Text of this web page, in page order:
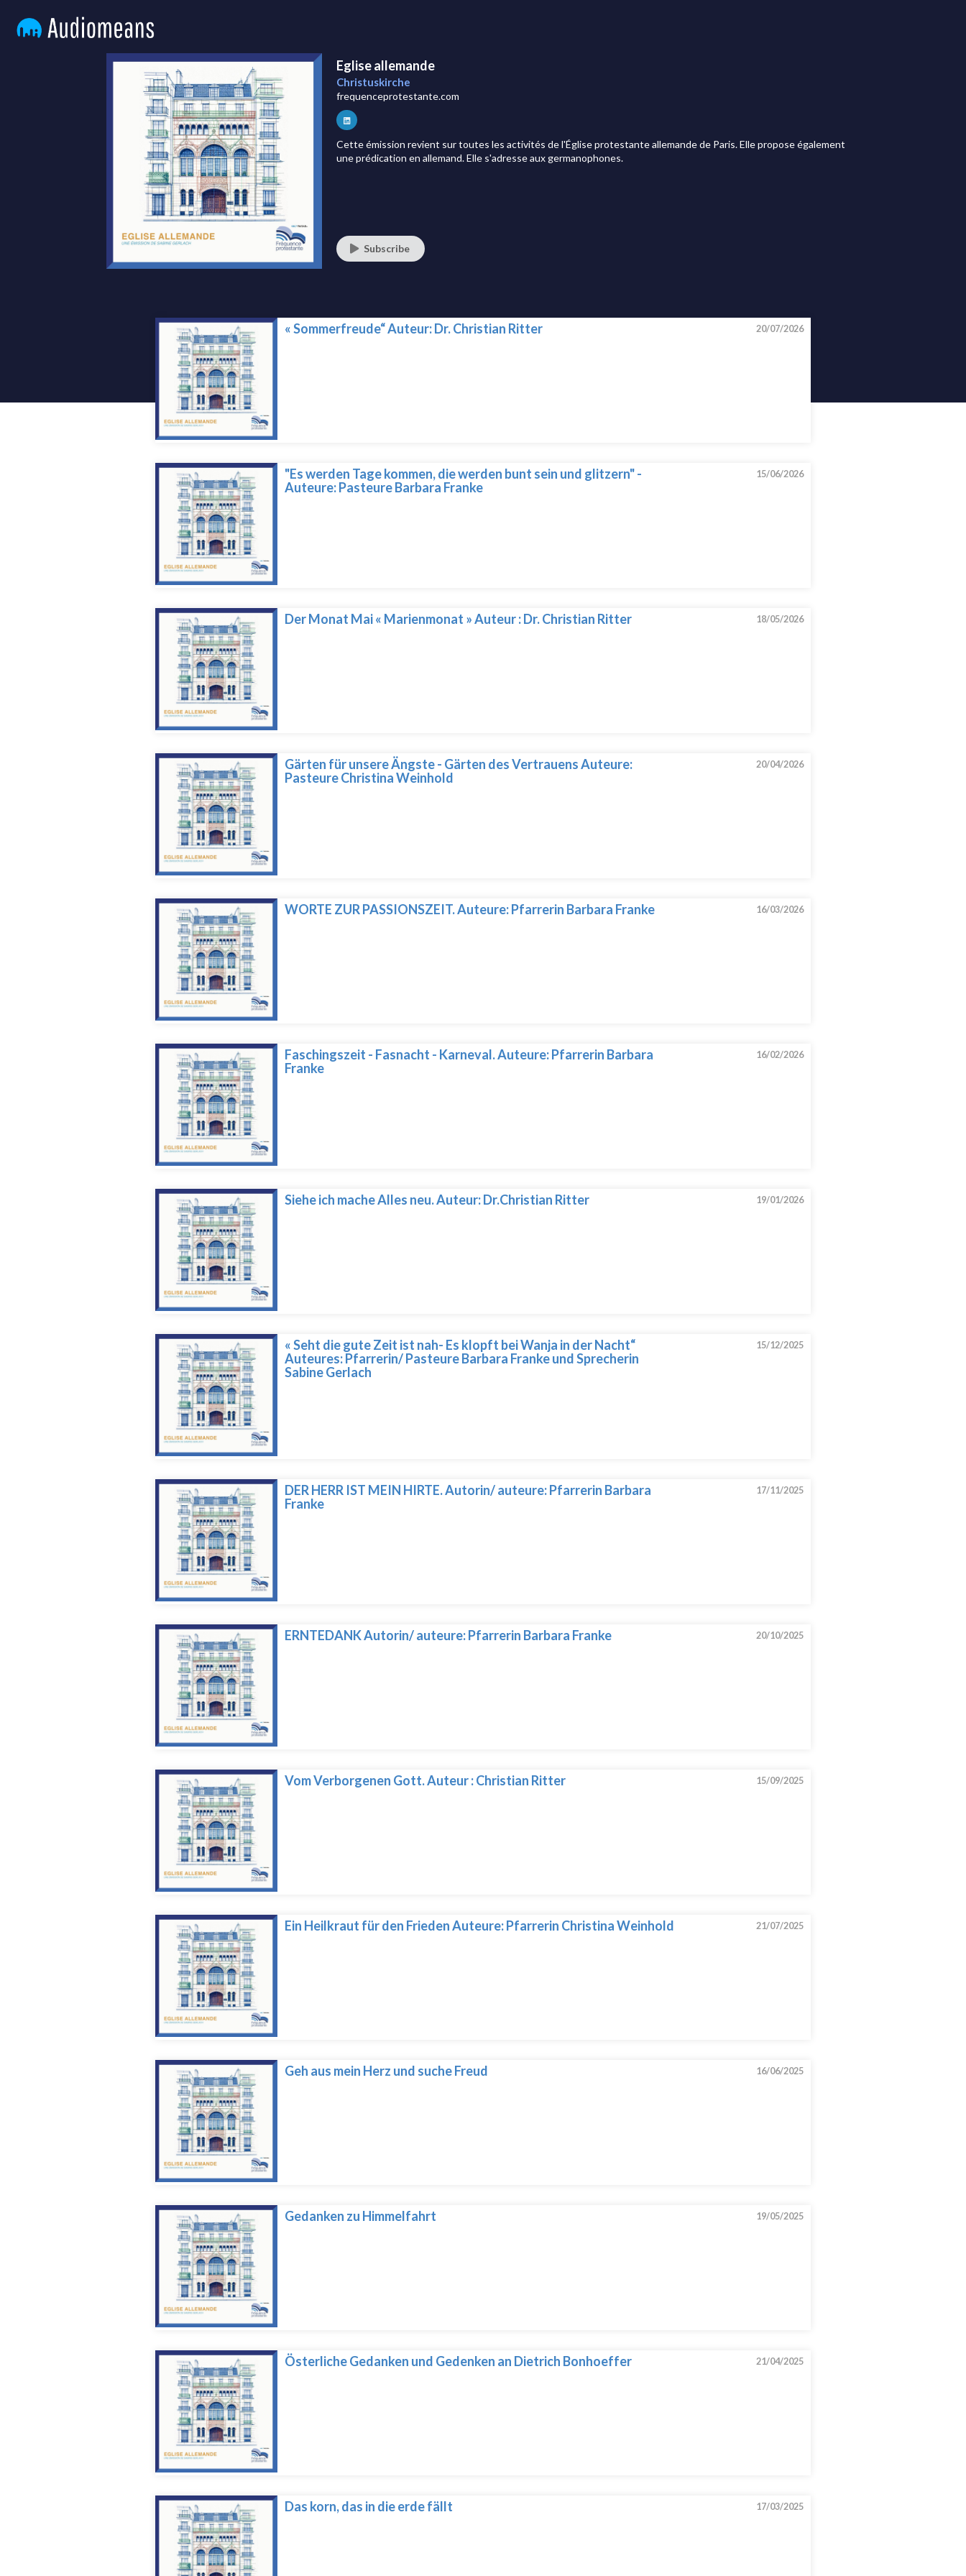
Eglise allemande
Christuskirche
frequenceprotestante.com
Cette émission revient sur toutes les activités de l'Église protestante allemande de Paris. Elle propose également
une prédication en allemand. Elle s'adresse aux germanophones.
Subscribe
« Sommerfreude“ Auteur: Dr. Christian Ritter 20/07/2026
"Es werden Tage kommen, die werden bunt sein und glitzern" -
Auteure: Pasteure Barbara Franke
15/06/2026
Der Monat Mai « Marienmonat » Auteur : Dr. Christian Ritter 18/05/2026
Gärten für unsere Ängste - Gärten des Vertrauens Auteure:
Pasteure Christina Weinhold
20/04/2026
WORTE ZUR PASSIONSZEIT. Auteure: Pfarrerin Barbara Franke 16/03/2026
Faschingszeit - Fasnacht - Karneval. Auteure: Pfarrerin Barbara
Franke
16/02/2026
Siehe ich mache Alles neu. Auteur: Dr.Christian Ritter 19/01/2026
« Seht die gute Zeit ist nah- Es klopft bei Wanja in der Nacht“
Auteures: Pfarrerin/ Pasteure Barbara Franke und Sprecherin
Sabine Gerlach
15/12/2025
DER HERR IST MEIN HIRTE. Autorin/ auteure: Pfarrerin Barbara
Franke
17/11/2025
ERNTEDANK Autorin/ auteure: Pfarrerin Barbara Franke 20/10/2025
Vom Verborgenen Gott. Auteur : Christian Ritter 15/09/2025
Ein Heilkraut für den Frieden Auteure: Pfarrerin Christina Weinhold 21/07/2025
Geh aus mein Herz und suche Freud 16/06/2025
Gedanken zu Himmelfahrt 19/05/2025
Österliche Gedanken und Gedenken an Dietrich Bonhoeffer 21/04/2025
Das korn, das in die erde fällt 17/03/2025